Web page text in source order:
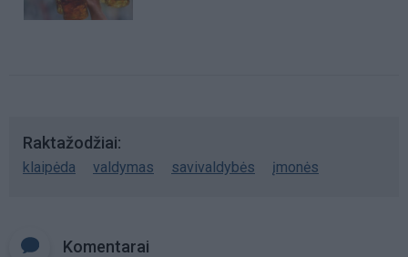
Raktažodžiai
klaipėda valdymas savivaldybės įmonės
Komentarai